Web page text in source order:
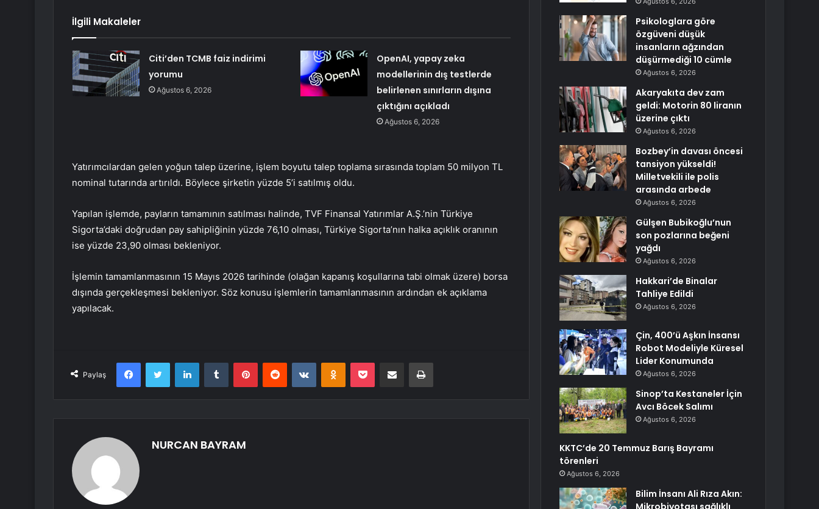
İlgili Makaleler
Citi’den TCMB faiz indirimi
yorumu
Ağustos 6, 2026
OpenAI, yapay zeka
modellerinin dış testlerde
belirlenen sınırların dışına
çıktığını açıkladı
Ağustos 6, 2026
Yatırımcılardan gelen yoğun talep üzerine, işlem boyutu talep toplama sırasında toplam 50 milyon TL
nominal tutarında artırıldı. Böylece şirketin yüzde 5’i satılmış oldu.
Yapılan işlemde, payların tamamının satılması halinde, TVF Finansal Yatırımlar A.Ş.’nin Türkiye
Sigorta’daki doğrudan pay sahipliğinin yüzde 76,10 olması, Türkiye Sigorta’nın halka açıklık oranının
ise yüzde 23,90 olması bekleniyor.
İşlemin tamamlanmasının 15 Mayıs 2026 tarihinde (olağan kapanış koşullarına tabi olmak üzere) borsa
dışında gerçekleşmesi bekleniyor. Söz konusu işlemlerin tamamlanmasının ardından ek açıklama
yapılacak.
Paylaş
FacebookTwitter LinkedInTumblr PinterestReddit VKontakteOdnoklassniki
Pocket E-Posta ile paylaş Yazdır
NURCAN BAYRAM
Psikologlara göre
özgüveni düşük
insanların ağzından
düşürmediği 10 cümle
Ağustos 6, 2026
Akaryakıta dev zam
geldi: Motorin 80 liranın
üzerine çıktı
Ağustos 6, 2026
Bozbey’in davası öncesi
tansiyon yükseldi!
Milletvekili ile polis
arasında arbede
Ağustos 6, 2026
Gülşen Bubikoğlu’nun
son pozlarına beğeni
yağdı
Ağustos 6, 2026
Hakkari’de Binalar
Tahliye Edildi
Ağustos 6, 2026
Çin, 400’ü Aşkın İnsansı
Robot Modeliyle Küresel
Lider Konumunda
Ağustos 6, 2026
Sinop’ta Kestaneler İçin
Avcı Böcek Salımı
Ağustos 6, 2026
KKTC’de 20 Temmuz Barış Bayramı
törenleri
Ağustos 6, 2026
Bilim İnsanı Ali Rıza Akın:
Mikrobiyotası sağlıklı